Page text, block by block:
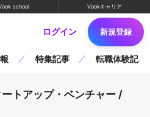
school Vookキャリア
ログイン 新規登録
特集記事 転職体験記
トアップ・ベンチャー /